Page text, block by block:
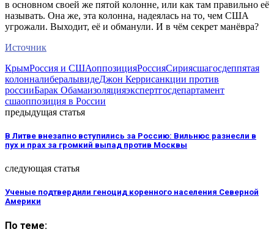
в основном своей же пятой колонне, или как там правильно её
называть. Она же, эта колонна, надеялась на то, чем США
угрожали. Выходит, её и обманули. И в чём секрет манёвра?
Источник
КрымРоссия и СШАоппозицияРоссияСириясшагосдеппятая
колонналибералывидеДжон Керрисанкции против
россииБарак Обамаизоляцияэкспертгосдепартамент
сшаоппозиция в России
предыдущая статья
В Литве внезапно вступились за Россию: Вильнюс разнесли в
пух и прах за громкий выпад против Москвы
следующая статья
Ученые подтвердили геноцид коренного населения Северной
Америки
По теме: